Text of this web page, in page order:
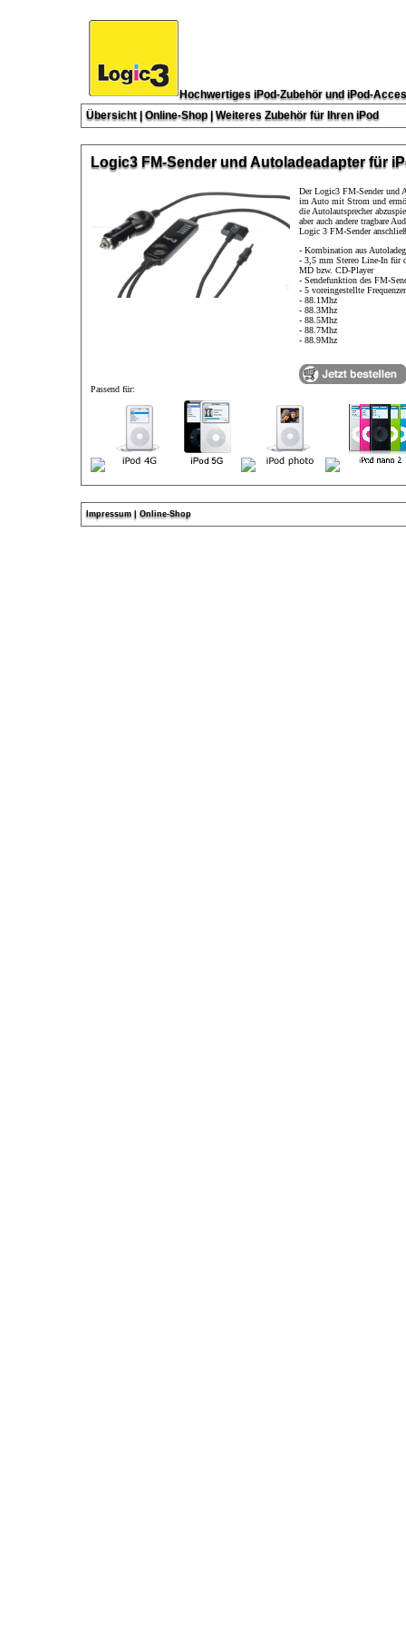
Hochwertiges iPod-Zubehör und iPod-
Übersicht | Online-Shop|Weiteres Zubehör für Ihren iPod
Logic3 FM-Sender und Autoladeadapter für
Der Logic3 FM-Sender und
im Auto mit Strom und
die Autolautsprecher
aber auch andere tragbare
Logic 3 FM-Sender
- Kombination aus
- 3,5 mm Stereo Line-In für
MD bzw. CD-Player
- Sendefunktion des FM-
- 5 voreingestellte
- 88.1Mhz
- 88.3Mhz
- 88.5Mhz
- 88.7Mhz
- 88.9Mhz
Passend für:
Impressum | Online-Shop